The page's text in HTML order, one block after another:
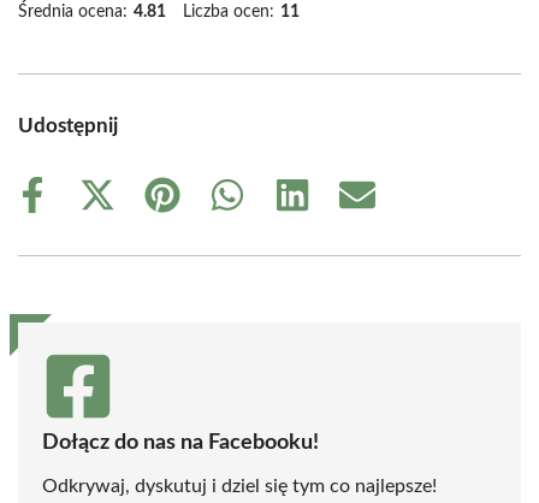
Średnia ocena: 4.81 Liczba ocen: 11
Udostępnij
Share
Share
(Twitter)
Share
Share
Share
Share
Dołącz do nas na Facebooku!
Odkrywaj, dyskutuj i dziel się tym co najlepsze!